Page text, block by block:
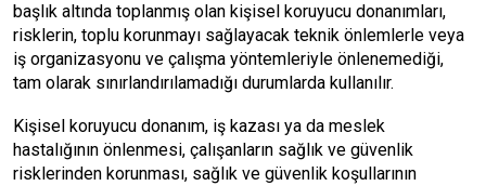
başlık altında toplanmış olan kişisel koruyucu donanımları,
risklerin, toplu korunmayı sağlayacak teknik önlemlerle veya
iş organizasyonu ve çalışma yöntemleriyle önlenemediği,
tam olarak sınırlandırılamadığı durumlarda kullanılır.
Kişisel koruyucu donanım, iş kazası ya da meslek
hastalığının önlenmesi, çalışanların sağlık ve güvenlik
risklerinden korunması, sağlık ve güvenlik koşullarının